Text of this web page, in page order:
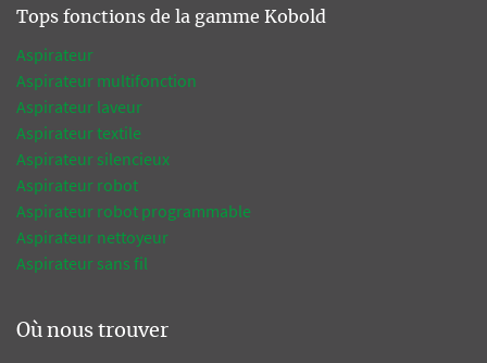
Tops fonctions de la gamme Kobold
Aspirateur
Aspirateur multifonction
Aspirateur laveur
Aspirateur textile
Aspirateur silencieux
Aspirateur robot
Aspirateur robot programmable
Aspirateur nettoyeur
Aspirateur sans fil
Où nous trouver